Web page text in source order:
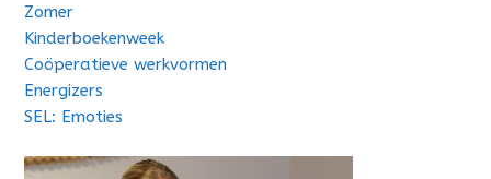
Zomer
Kinderboekenweek
Coöperatieve werkvormen
Energizers
SEL: Emoties